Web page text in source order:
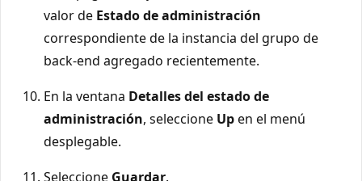
valor de Estado de administración
correspondiente de la instancia del grupo de
back-end agregado recientemente.
En la ventana Detalles del estado de
administración, seleccione Upen el menú
desplegable.
Seleccione Guardar.